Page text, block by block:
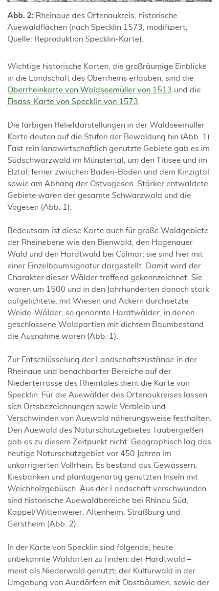
Abb. 2: Rheinaue des Ortenaukreis; historische
Auewaldflächen (nach Specklin 1573, modifiziert,
Quelle: Reproduktion Specklin-Karte).
Wichtige historische Karten, die großräumige Einblicke
in die Landschaft des Oberrheins erlauben, sind die
Oberrheinkarte von Waldseemüller von 1513 und die
Elsass-Karte von Specklin von 1573
Die farbigen Reliefdarstellungen in der Waldseemüller
Karte deuten auf die Stufen der Bewaldung hin (Abb. 1).
Fast rein landwirtschaftlich genutzte Gebiete gab es im
Südschwarzwald im Münstertal, um den Titisee und im
Elztal; ferner zwischen Baden-Baden und dem Kinzigtal
sowie am Abhang der Ostvogesen. Stärker entwaldete
Gebiete waren der gesamte Schwarzwald und die
Vogesen (Abb. 1).
Bedeutsam ist diese Karte auch für große Waldgebiete
der Rheinebene wie den Bienwald, den Hagenauer
Wald und den Hardtwald bei Colmar; sie sind hier mit
einer Einzelbaumsignatur dargestellt. Damit wird der
Charakter dieser Wälder treffend gekennzeichnet: Sie
waren um 1500 und in den Jahrhunderten danach stark
aufgelichtete, mit Wiesen und Äckern durchsetzte
Weide-Wälder, so genannte Hardtwälder, in denen
geschlossene Waldpartien mit dichtem Baumbestand
die Ausnahme waren (Abb. 1).
Zur Entschlüsselung der Landschaftszustände in der
Rheinaue und benachbarter Bereiche auf der
Niederterrasse des Rheintales dient die Karte von
Specklin: Für die Auewälder des Ortenaukreises lassen
sich Ortsbezeichnungen sowie Verbleib und
Verschwinden von Auewald näherungsweise festhalten.
Den Auewald des Naturschutzgebietes Taubergießen
gab es zu diesem Zeitpunkt nicht. Geographisch lag das
heutige Naturschutzgebiet vor 450 Jahren im
unkorrigierten Vollrhein. Es bestand aus Gewässern,
Kiesbänken und plantagenartig genutzten Inseln mit
Weichholzgebüsch. Aus der Landschaft verschwunden
sind historische Auewaldbereiche bei Rhinau Süd,
Kappel/Wittenweier, Altenheim, Straßburg und
Gerstheim (Abb. 2).
In der Karte von Specklin sind folgende, heute
unbekannte Waldarten zu finden: der Hardtwald –
meist als Niederwald genutzt; der Kulturwald in der
Umgebung von Auedörfern mit Obstbäumen; sowie der